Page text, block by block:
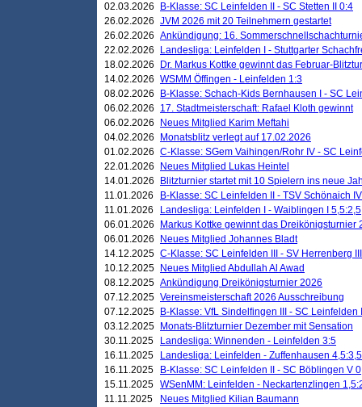
02.03.2026
B-Klasse: SC Leinfelden II - SC Stetten II 0:4
26.02.2026 JVM 2026 mit 20 Teilnehmern gestartet
26.02.2026 Ankündigung: 16.
22.02.2026
Landesliga: Leinfelden I - Stuttgarter
18.02.2026
Dr. Markus Kottke gewinnt das Februar-
14.02.2026 WSMM Öffingen - Leinfelden 1:3
08.02.2026
B-Klasse: Schach-Kids Bernhausen I - SC
06.02.2026
17. Stadtmeisterschaft: Rafael Kloth gewinnt
06.02.2026
Neues Mitglied Karim Meftahi
04.02.2026
Monatsblitz verlegt auf 17.02.2026
01.02.2026 C-Klasse: SGem Vaihingen/Rohr IV - SC
22.01.2026
Neues Mitglied Lukas Heintel
14.01.2026
Blitzturnier startet mit 10 Spielern ins neue
11.01.2026
B-Klasse: SC Leinfelden II - TSV Schönaich
11.01.2026
Landesliga: Leinfelden I - Waiblingen I 5,5:2,5
06.01.2026
Markus Kottke gewinnt das Dreikönigsturnier
06.01.2026
Neues Mitglied Johannes Bladt
14.12.2025 C-Klasse: SC Leinfelden III - SV Herrenberg
10.12.2025
Neues Mitglied Abdullah Al Awad
08.12.2025 Ankündigung Dreikönigsturnier 2026
07.12.2025 Vereinsmeisterschaft 2026 Ausschreibung
07.12.2025
B-Klasse: VfL Sindelfingen III - SC Leinfelden
03.12.2025
Monats-Blitzturnier Dezember mit Sensation
30.11.2025
Landesliga: Winnenden - Leinfelden 3:5
16.11.2025
Landesliga: Leinfelden - Zuffenhausen 4,5:3,5
16.11.2025
B-Klasse: SC Leinfelden II - SC Böblingen V
15.11.2025 WSenMM: Leinfelden - Neckartenzlingen
11.11.2025
Neues Mitglied Kilian Baumann